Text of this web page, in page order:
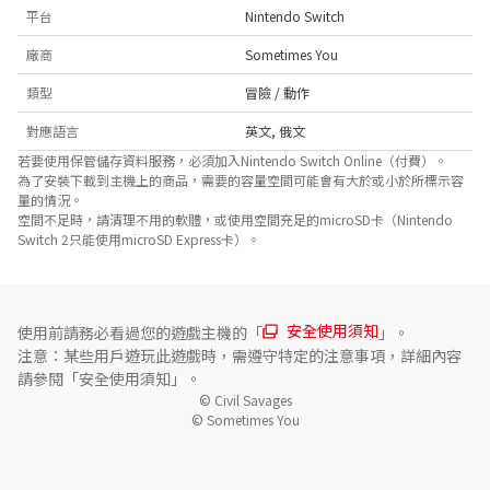
平台 Nintendo Switch
廠商 Sometimes You
類型 冒險 / 動作
對應語言 英文, 俄文
若要使用保管儲存資料服務，必須加入Nintendo Switch Online（付費）。
為了安裝下載到主機上的商品，需要的容量空間可能會有大於或小於所標示容
量的情況。
空間不足時，請清理不用的軟體，或使用空間充足的microSD卡（Nintendo
Switch 2只能使用microSD Express卡）。
使用前請務必看過您的遊戲主機的「 安全使用須知 」。
注意：某些用戶遊玩此遊戲時，需遵守特定的注意事項，詳細內容
請參閱「安全使用須知」。
© Civil Savages
© Sometimes You